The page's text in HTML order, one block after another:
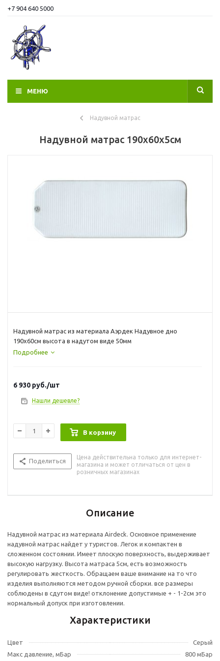
+7 904 640 5000
МЕНЮ
Надувной матрас
Надувной матрас 190х60x5см
Надувной матрас из материала Аэрдек Надувное дно
190х60см высота в надутом виде 50мм
Подробнее
6 930 руб./шт
Нашли дешевле?
В корзину
Поделиться
Цена действительна только для интернет-
магазина и может отличаться от цен в
розничных магазинах
Описание
Надувной матрас из материала Airdeck. Основное применение
надувной матрас найдет у туристов. Легок и компактен в
сложенном состоянии. Имеет плоскую поверхность, выдерживает
высокую нагрузку. Высота матраса 5см, есть возможность
регулировать жесткость. Обращаем ваше внимание на то что
изделия выполняются методом ручной сборки. все размеры
соблюдены в сдутом виде! отклонение допустимые + - 1-2см это
нормальный допуск при изготовлении.
Характеристики
Цвет
Серый
Макс давление, мБар
800 мБар